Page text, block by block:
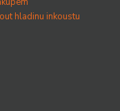
hladinu inkoustu